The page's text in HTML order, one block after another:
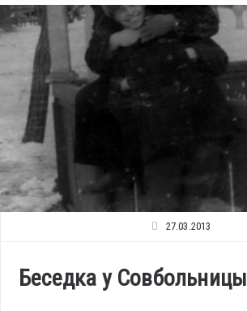
27.03.2013
Беседка у Совбольницы